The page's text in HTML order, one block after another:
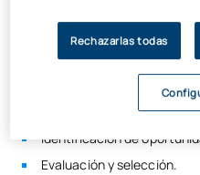
agiliza más el proceso para
mercado en el menor tiempo
A grandes rasgos, podríamos
proceso de diseño y
Identificación de
Evaluación y selección.
Rechazarlas todas